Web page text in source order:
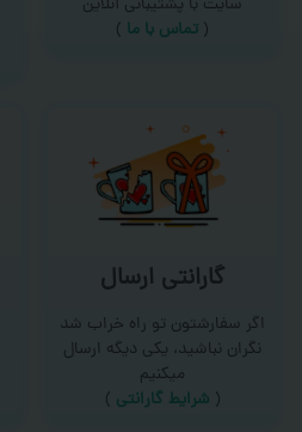
سایت با پشتیبانی آنلاین
( تماس با ما‌ )
گارانتی ارسال
اگر سفارشتون تو راه خراب شد
نگران نباشید، یکی دیگه ارسال
میکنیم
( شرایط گارانتی )